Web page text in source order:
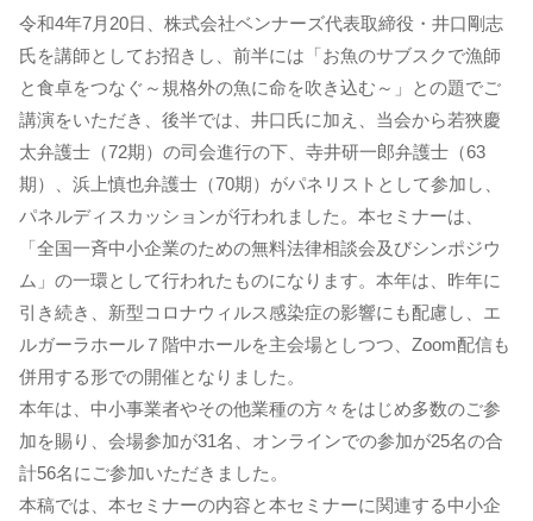
令和4年7月20日、株式会社ベンナーズ代表取締役・井口剛志
氏を講師としてお招きし、前半には「お魚のサブスクで漁師
と食卓をつなぐ～規格外の魚に命を吹き込む～」との題でご
講演をいただき、後半では、井口氏に加え、当会から若狹慶
太弁護士（72期）の司会進行の下、寺井研一郎弁護士（63
期）、浜上慎也弁護士（70期）がパネリストとして参加し、
パネルディスカッションが行われました。本セミナーは、
「全国一斉中小企業のための無料法律相談会及びシンポジウ
ム」の一環として行われたものになります。本年は、昨年に
引き続き、新型コロナウィルス感染症の影響にも配慮し、エ
ルガーラホール７階中ホールを主会場としつつ、Zoom配信も
併用する形での開催となりました。
本年は、中小事業者やその他業種の方々をはじめ多数のご参
加を賜り、会場参加が31名、オンラインでの参加が25名の合
計56名にご参加いただきました。
本稿では、本セミナーの内容と本セミナーに関連する中小企